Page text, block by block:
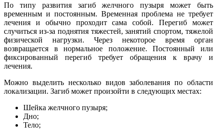
По типу развития загиб желчного пузыря может быть
временным и постоянным. Временная проблема не требует
лечения и обычно проходит сама собой. Перегиб может
случиться из-за поднятия тяжестей, занятий спортом, тяжелой
физической нагрузки. Через некоторое время орган
возвращается в нормальное положение. Постоянный или
фиксированный перегиб требует обращения к врачу и
лечения.
Можно выделить несколько видов заболевания по области
локализации. Загиб может произойти в следующих местах:
Шейка желчного пузыря;
Дно;
Тело;